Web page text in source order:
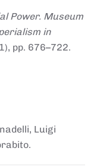
Power. Museum
in
pp. 676–722.
Luigi